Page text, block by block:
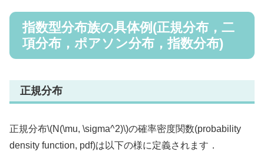
指数型分布族の具体例(正規分布，二
項分布，ポアソン分布，指数分布)
正規分布
正規分布\(N(\mu, \sigma^2)\)の確率密度関数(probability
density function, pdf)は以下の様に定義されます．